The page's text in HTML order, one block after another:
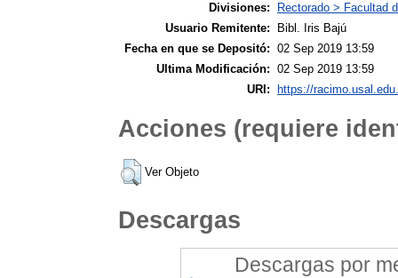
Divisiones:
Rectorado > Facultad
Usuario Remitente:
Bibl. Iris Bajú
Fecha en que se Depositó: 02 Sep 2019 13:59
Ultima Modificación: 02 Sep 2019 13:59
URI:
https://
Acciones (requiere
Ver Objeto
Descargas
Descargas por